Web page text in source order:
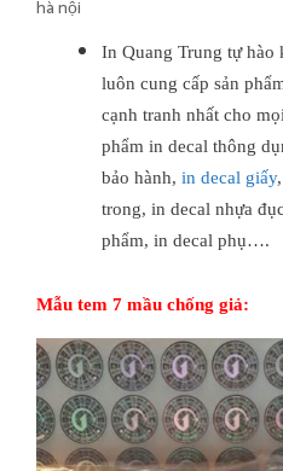
hà nội
In Quang Trung tự hào
luôn cung cấp sản
cạnh tranh nhất cho
phẩm in decal thông
bảo hành, in decal giấy
trong, in decal nhựa
phẩm, in decal phụ….
Mẫu tem 7 mầu chống giả: